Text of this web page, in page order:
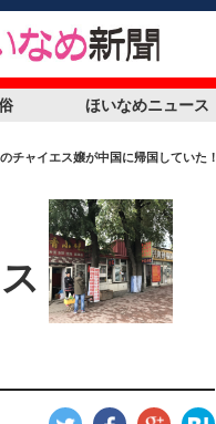
ほいなめニュース
チャイエス嬢が中国に帰国していた！